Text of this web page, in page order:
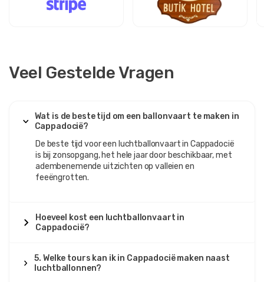
Veel Gestelde Vragen
Wat is de beste tijd om een ​​ballonvaart te maken in
Cappadocië?
De beste tijd voor een luchtballonvaart in Cappadocië
is bij zonsopgang, het hele jaar door beschikbaar, met
adembenemende uitzichten op valleien en
feeëngrotten.
Hoeveel kost een luchtballonvaart in
Cappadocië?
5. Welke tours kan ik in Cappadocië maken naast
luchtballonnen?